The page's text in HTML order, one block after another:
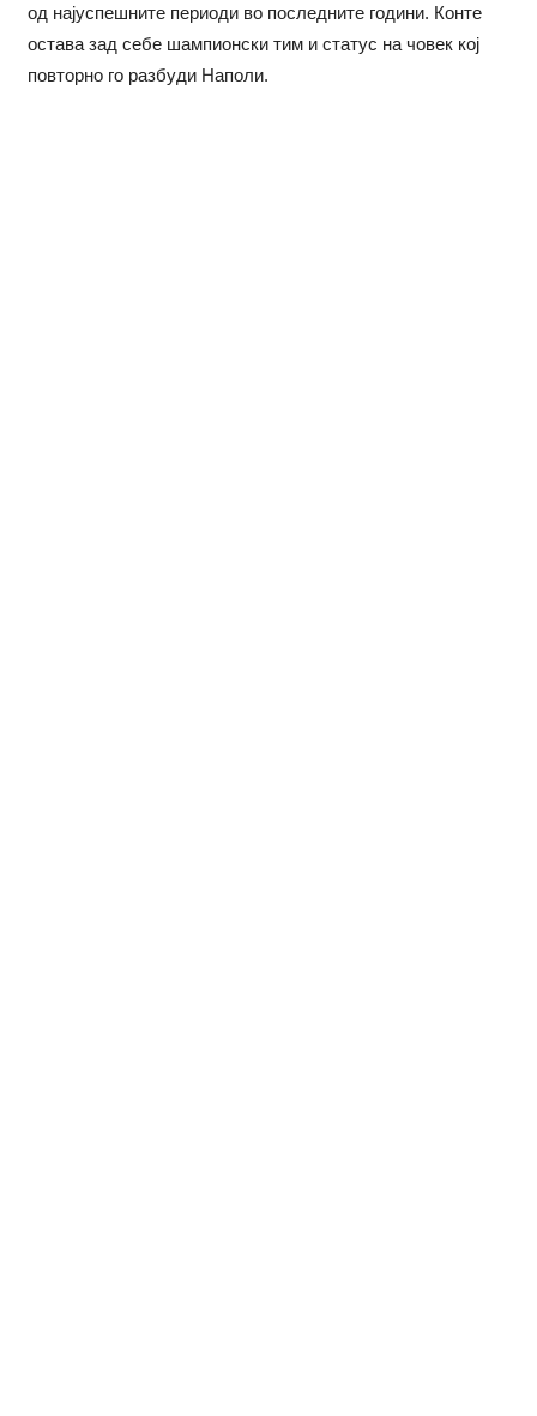
од најуспешните периоди во последните години. Конте
остава зад себе шампионски тим и статус на човек кој
повторно го разбуди Наполи.